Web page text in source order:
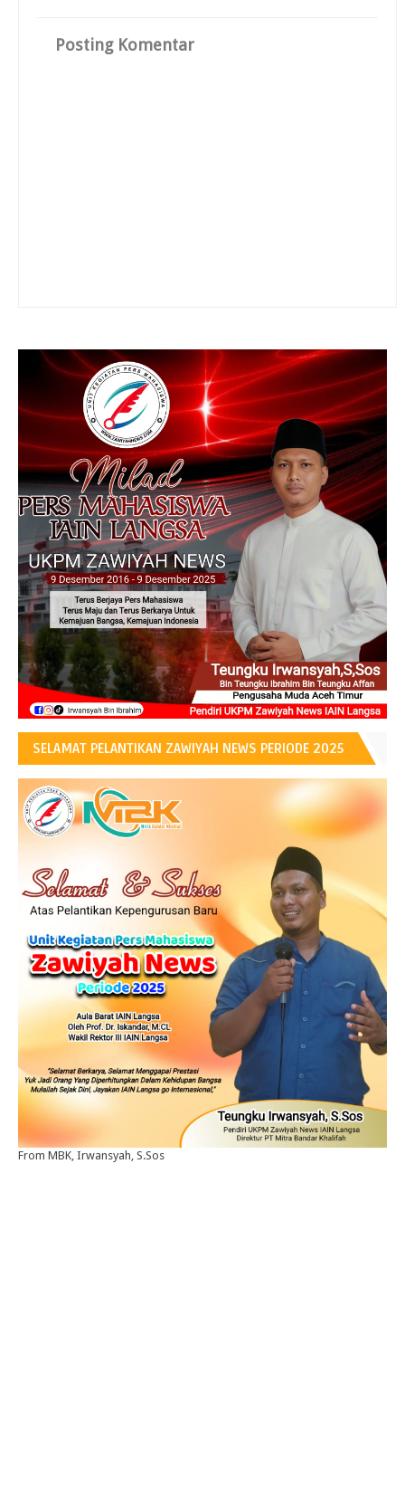
Posting Komentar
SELAMAT PELANTIKAN ZAWIYAH NEWS PERIODE 2025
From MBK, Irwansyah, S.Sos